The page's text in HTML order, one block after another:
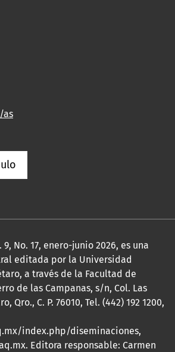
as
9, No. 17, enero-junio 2026, es una
editada por la Universidad
a través de la Facultad de
de las Campanas, s/n, Col. Las
Qro., C. P. 76010, Tel. (442) 192 1200,
index.php/diseminaciones,
Editora responsable: Carmen